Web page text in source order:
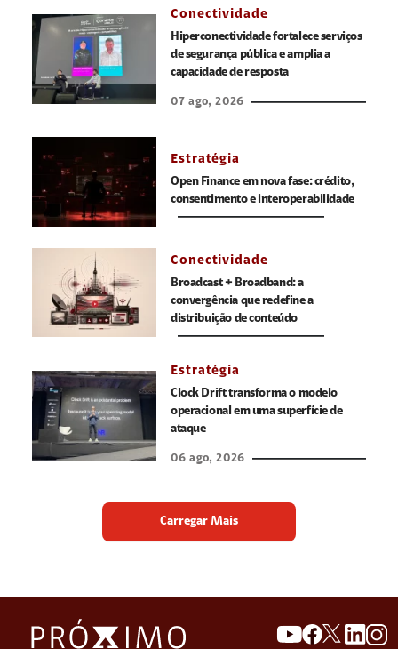
Conectividade
Hiperconectividade fortalece serviços
de segurança pública e amplia a
capacidade de resposta
07 ago, 2026
Estratégia
Open Finance em nova fase: crédito,
consentimento e interoperabilidade
Conectividade
Broadcast + Broadband: a
convergência que redefine a
distribuição de conteúdo
Estratégia
Clock Drift transforma o modelo
operacional em uma superfície de
ataque
06 ago, 2026
Carregar Mais